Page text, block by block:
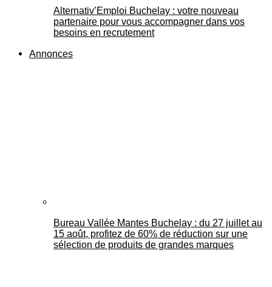
Alternativ’Emploi Buchelay : votre nouveau
partenaire pour vous accompagner dans vos
besoins en recrutement
Annonces
Bureau Vallée Mantes Buchelay : du 27 juillet au
15 août, profitez de 60% de réduction sur une
sélection de produits de grandes marques